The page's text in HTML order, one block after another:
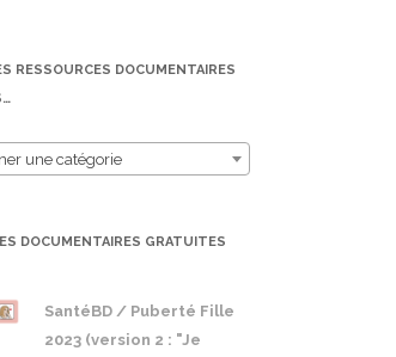
RESSOURCES DOCUMENTAIRES
une catégorie
DOCUMENTAIRES GRATUITES
SantéBD / Puberté Fille
2023 (version 2 : "Je